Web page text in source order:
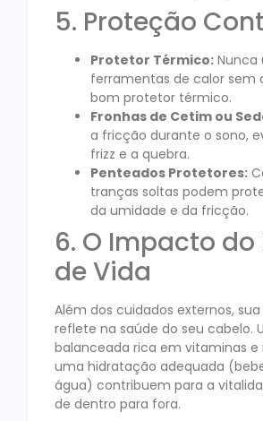
5. Proteção
Protetor Térmico: Nunca
ferramentas de calor sem
bom protetor térmico.
Fronhas de Cetim ou
a fricção durante o sono,
frizz e a quebra.
Penteados Protetores:
tranças soltas podem
da umidade e da fricção.
6. O Impacto do
de Vida
Além dos cuidados externos,
reflete na saúde do seu cabelo.
balanceada rica em vitaminas e
uma hidratação adequada
água) contribuem para a
de dentro para fora.